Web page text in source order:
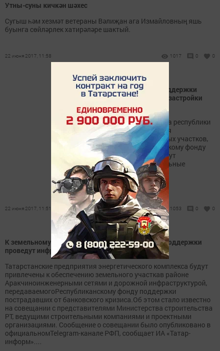
Утны-суны кичкән шәхес
Сугыш һәм хезмәт ветераны Вәлиҗан ага Измайловның яшь
буынга сөйләрлек хатирәләре шактый.
22 июня 2017, 11:58 1017 0 0
Республиканский фонд поддержки
начал разработку модели застройки
участка в Аракчино
По решению правительства республики
Татарстан для обеспечения
инфраструктурой земельных участков,
переданных Республиканскому фонду
поддержки (РФП), привлекут
энергетические и строительные
предприятия.
22 июня 2017, 11:51 1053 0 0
К земельному участку Республиканского фонда поддержки
проведут инфраструктуру
Татарстанские предприятия энергетического комплекса будут
привлечены к обеспечению земельного участкав районе
Аракчиноинженерными сетями и дорожной инфраструктурой,
передаваемогоРеспубликанскому фонду поддержки
пострадавших от банковского кризиса.Об этом стало известно
на совещании с представителями Министерства строительства
РТ, ведущими строительными компаниями и проектными
организациями. Сообщение о совещании было опубликовано в
официальномTelegram-канале РФП, сообщает ИА «Татар-
информ»....